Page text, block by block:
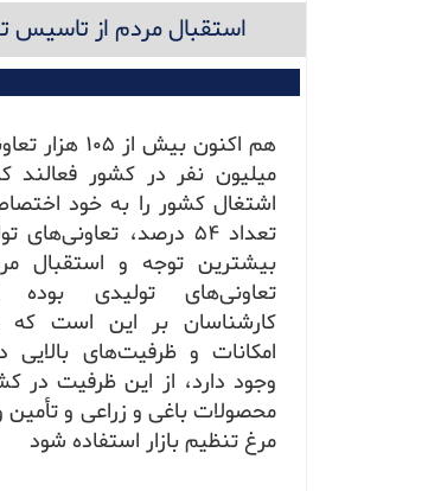
بهترین انتخاب‌ها برای تغذیه سالم در
اثر داروی فشار خون در جلوگیری از صرع
استقبال مردم از تاسیس
اشتغال کشور را به خود
تعداد ۵۴ درصد،
بیشترین توجه و استقبال
تعاونی‌های تولیدی
کارشناسان بر این است که
امکانات و ظرفیت‌های
وجود دارد، از این ظرفیت در
محصولات باغی و زراعی و
مرغ تنظیم بازار استفاده شود